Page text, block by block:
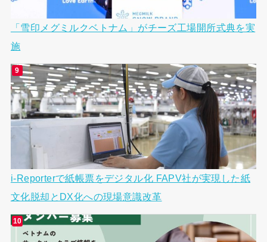
「雪印メグミルクベトナム」がチーズ工場開所式典を実
施
i-Reporterで紙帳票をデジタル化 FAPV社が実現した紙
文化脱却とDX化への現場意識改革